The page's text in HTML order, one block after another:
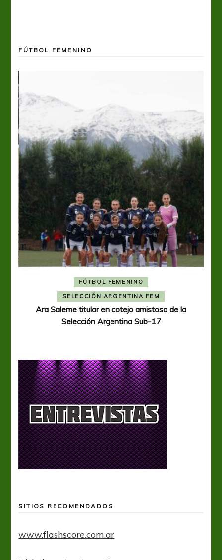
FÚTBOL FEMENINO
FÚTBOL FEMENINO
SELECCIÓN ARGENTINA FEM
Ara Saleme titular en cotejo amistoso de la
Selección Argentina Sub-17
SITIOS RECOMENDADOS
www.flashscore.com.ar